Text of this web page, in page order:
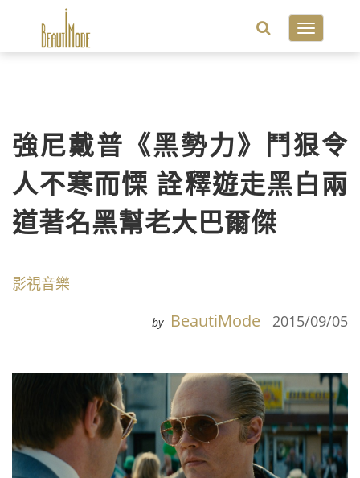
Toggle
強尼戴普《黑勢力》鬥狠令
人不寒而慄 詮釋遊走黑白兩
道著名黑幫老大巴爾傑
影視音樂
by BeautiMode 2015/09/05